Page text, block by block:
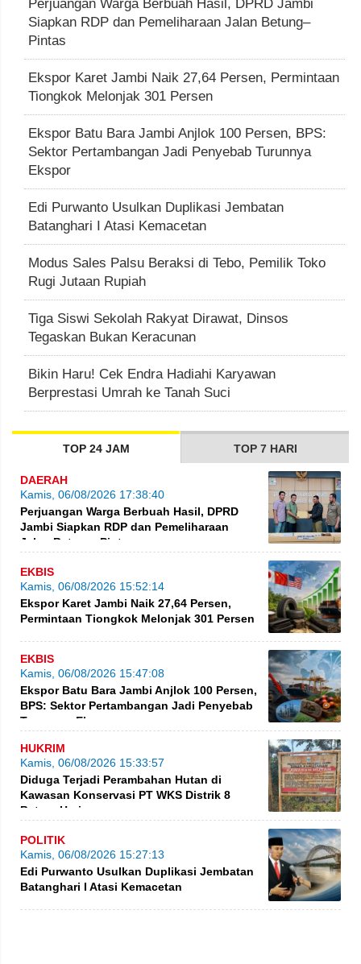
Perjuangan Warga Berbuah Hasil, DPRD Jambi
Siapkan RDP dan Pemeliharaan Jalan Betung–
Pintas
Ekspor Karet Jambi Naik 27,64 Persen, Permintaan
Tiongkok Melonjak 301 Persen
Ekspor Batu Bara Jambi Anjlok 100 Persen, BPS:
Sektor Pertambangan Jadi Penyebab Turunnya
Ekspor
Edi Purwanto Usulkan Duplikasi Jembatan
Batanghari I Atasi Kemacetan
Modus Sales Palsu Beraksi di Tebo, Pemilik Toko
Rugi Jutaan Rupiah
Tiga Siswi Sekolah Rakyat Dirawat, Dinsos
Tegaskan Bukan Keracunan
Bikin Haru! Cek Endra Hadiahi Karyawan
Berprestasi Umrah ke Tanah Suci
TOP 24 JAM TOP 7 HARI
DAERAH
Kamis, 06/08/2026 17:38:40
Perjuangan Warga Berbuah Hasil, DPRD
Jambi Siapkan RDP dan Pemeliharaan
Jalan Betung–Pintas
EKBIS
Kamis, 06/08/2026 15:52:14
Ekspor Karet Jambi Naik 27,64 Persen,
Permintaan Tiongkok Melonjak 301 Persen
EKBIS
Kamis, 06/08/2026 15:47:08
Ekspor Batu Bara Jambi Anjlok 100 Persen,
BPS: Sektor Pertambangan Jadi Penyebab
Turunnya Ekspor
HUKRIM
Kamis, 06/08/2026 15:33:57
Diduga Terjadi Perambahan Hutan di
Kawasan Konservasi PT WKS Distrik 8
BatangHari
POLITIK
Kamis, 06/08/2026 15:27:13
Edi Purwanto Usulkan Duplikasi Jembatan
Batanghari I Atasi Kemacetan